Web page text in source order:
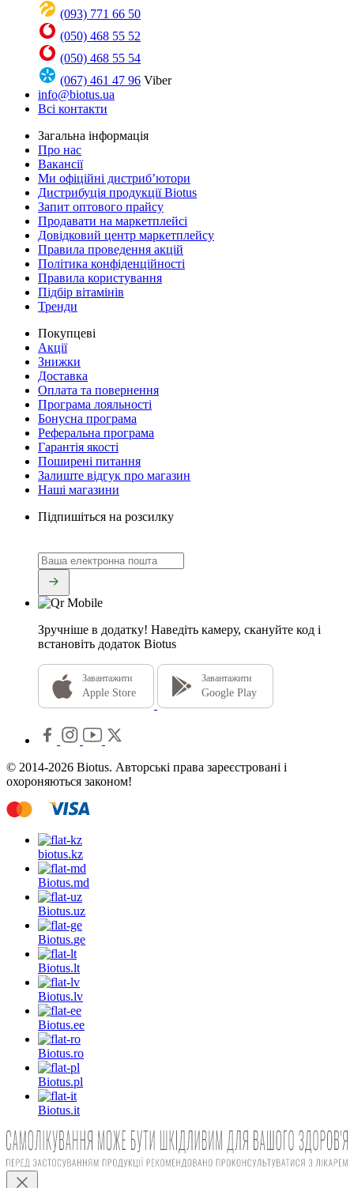
(093) 771 66 50
(050) 468 55 52
(050) 468 55 54
(067) 461 47 96 Viber
info@biotus.ua
Всі контакти
Загальна інформація
Про нас
Вакансії
Ми офіційні дистриб’ютори
Дистрибуція продукції Biotus
Запит оптового прайсу
Продавати на маркетплейсі
Довідковий центр маркетплейсу
Правила проведення акцій
Політика конфіденційності
Правила користування
Підбір вітамінів
Тренди
Покупцеві
Акції
Знижки
Доставка
Оплата та повернення
Програма лояльності
Бонусна програма
Реферальна програма
Гарантія якості
Поширені питання
Залиште відгук про магазин
Наші магазини
Підпишіться на розсилку
Зручніше в додатку! Наведіть камеру, скануйте код і
встановіть додаток Biotus
Завантажити
Apple Store
Завантажити
Google Play
© 2014-2026 Biotus. Авторські права зареєстровані і
охороняються законом!
biotus.kz
Biotus.md
Biotus.uz
Biotus.ge
Biotus.lt
Biotus.lv
Biotus.ee
Biotus.ro
Biotus.pl
Biotus.it